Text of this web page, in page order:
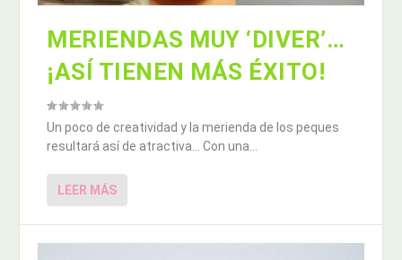
MERIENDAS MUY ‘DIVER’…
¡ASÍ TIENEN MÁS ÉXITO!
Un poco de creatividad y la merienda de los peques
resultará así de atractiva… Con una...
LEER MÁS